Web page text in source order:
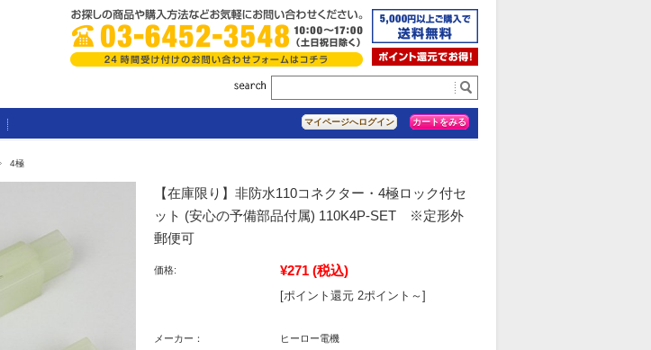
マイページへログイン カートをみる
4極
【在庫限り】非防水110コネクター・4極ロック付セ
ット (安心の予備部品付属) 110K4P-SET ※定形外
郵便可
価格: ¥271 (税込)
[ポイント還元 2ポイント～]
メーカー： ヒーロー電機